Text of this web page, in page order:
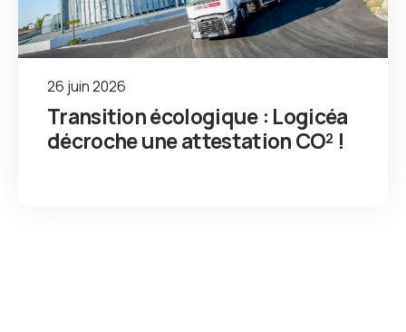
26 juin 2026
Transition écologique : Logicéa
décroche une attestation CO² !